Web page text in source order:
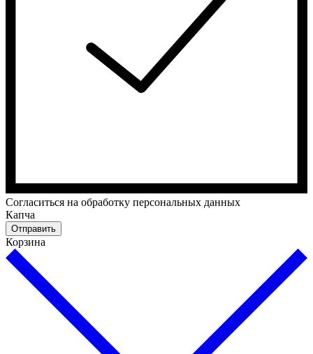
Cогласиться на обработку персональных данных
Капча
Отправить
Корзина